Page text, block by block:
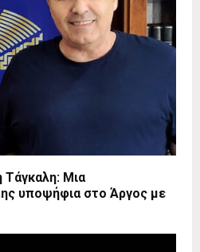
Τάγκαλη: Μια
υποψήφια στο Άργος με